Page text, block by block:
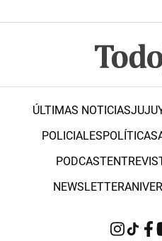
ÚLTIMAS NOTICIAS
POLICIALESPOLÍTICA
PODCAST
NEWSLETTER